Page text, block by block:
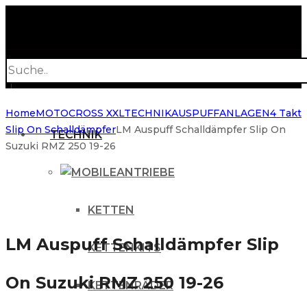
search
TECHNIK
ANTRIEBE
KETTEN
KETTENKITS
KETTENRÄDER
HomeMOTOCROSS XXLTECHNIKAUSPUFFANLAGEN4 Takt
Slip On SchalldämpferLM Auspuff Schalldämpfer Slip On
Suzuki RMZ 250 19-26
LM Auspuff Schalldämpfer Slip
On Suzuki RMZ 250 19-26